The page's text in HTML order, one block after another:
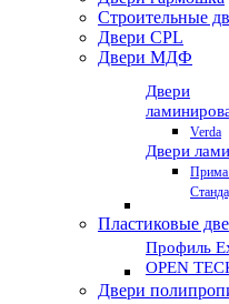
Строительные
Двери CРL
Двери МДФ
Двери
Verda
Двери
Прима
Пластиковые
Профиль
OPEN
Двери